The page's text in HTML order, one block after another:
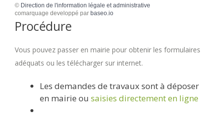
© Direction de l'information légale et administrative
comarquage developpé par baseo.io
Procédure
Vous pouvez passer en mairie pour obtenir les formulaires
adéquats ou les télécharger sur internet.
Les demandes de travaux sont à déposer
en mairie ou saisies directement en ligne